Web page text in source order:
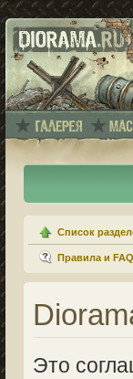
Список
Правила и FAQ
Это